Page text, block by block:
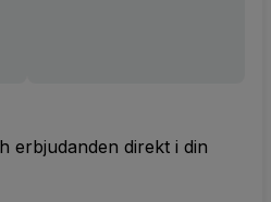
erbjudanden direkt i din